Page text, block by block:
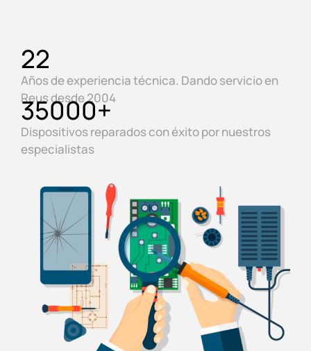
Años de experiencia técnica. Dando servicio en
Reus desde 2004
22
Dispositivos reparados con éxito por nuestros
especialistas
35000+